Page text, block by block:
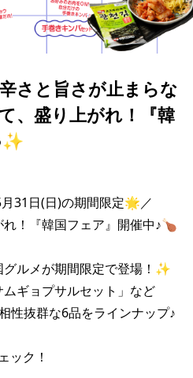
さと旨さが止まらな
、盛り上がれ！『韓
31日(日)の期間限定🌟／
！『韓国フェア』開催中♪🍗
ルメが期間限定で登場！✨
ムギョプサルセット」など
性抜群な6品をラインナップ♪
ック！